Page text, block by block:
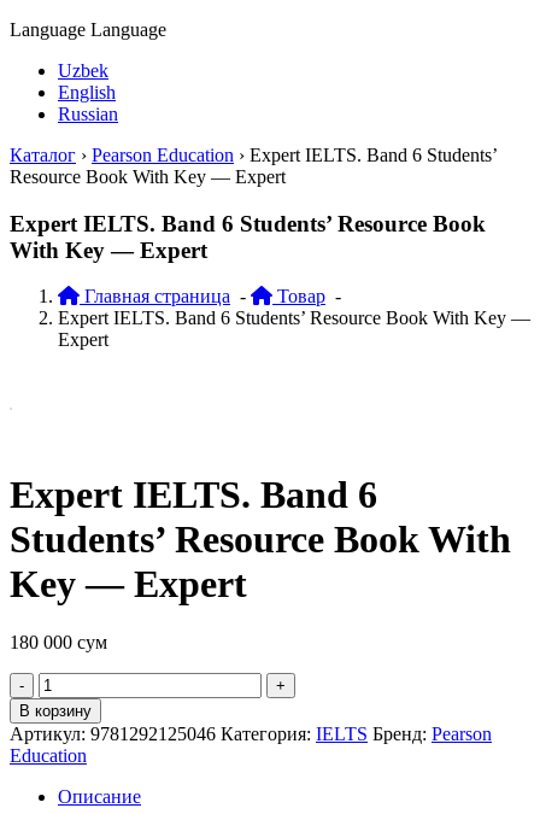
Language Language
Uzbek
English
Russian
Каталог › Pearson Education › Expert IELTS. Band 6 Students’
Resource Book With Key — Expert
Expert IELTS. Band 6 Students’ Resource Book
With Key — Expert
Главная страница - Товар -
Expert IELTS. Band 6 Students’ Resource Book With Key —
Expert
Expert IELTS. Band 6
Students’ Resource Book With
Key — Expert
180 000 сум
Quantity
В корзину
Артикул: 9781292125046 Категория: IELTS Бренд: Pearson
Education
Описание